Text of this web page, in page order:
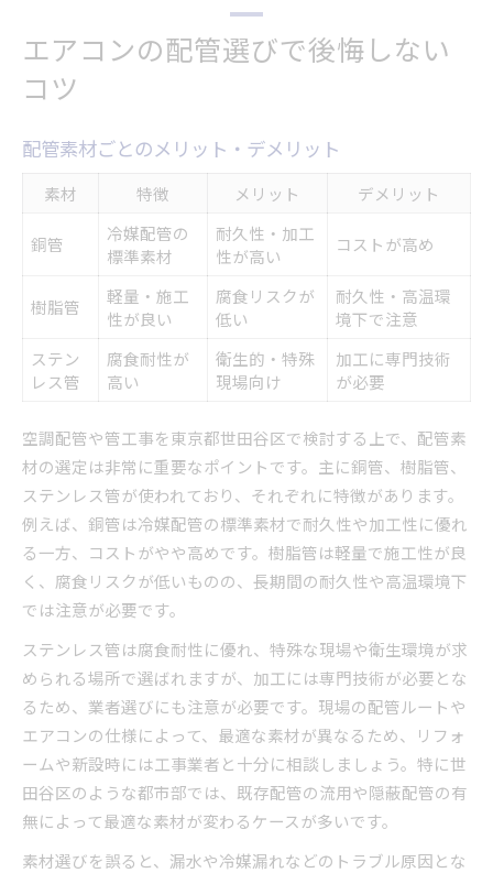
エアコンの配管選びで後悔しない
コツ
配管素材ごとのメリット・デメリット
素材 特徴 メリット デメリット
銅管
冷媒配管の
標準素材
耐久性・加工
性が高い
コストが高め
樹脂管
軽量・施工
性が良い
腐食リスクが
低い
耐久性・高温環
境下で注意
ステン
レス管
腐食耐性が
高い
衛生的・特殊
現場向け
加工に専門技術
が必要
空調配管や管工事を東京都世田谷区で検討する上で、配管素
材の選定は非常に重要なポイントです。主に銅管、樹脂管、
ステンレス管が使われており、それぞれに特徴があります。
例えば、銅管は冷媒配管の標準素材で耐久性や加工性に優れ
る一方、コストがやや高めです。樹脂管は軽量で施工性が良
く、腐食リスクが低いものの、長期間の耐久性や高温環境下
では注意が必要です。
ステンレス管は腐食耐性に優れ、特殊な現場や衛生環境が求
められる場所で選ばれますが、加工には専門技術が必要とな
るため、業者選びにも注意が必要です。現場の配管ルートや
エアコンの仕様によって、最適な素材が異なるため、リフォ
ームや新設時には工事業者と十分に相談しましょう。特に世
田谷区のような都市部では、既存配管の流用や隠蔽配管の有
無によって最適な素材が変わるケースが多いです。
素材選びを誤ると、漏水や冷媒漏れなどのトラブル原因とな